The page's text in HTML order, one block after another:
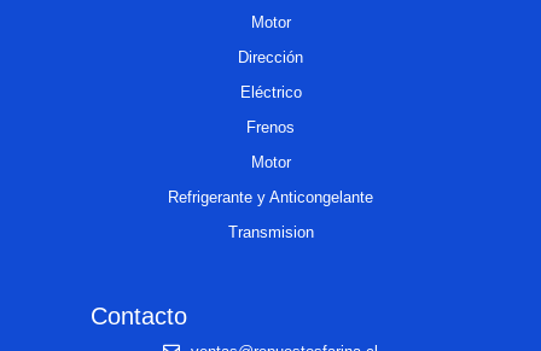
Motor
Dirección
Eléctrico
Frenos
Motor
Refrigerante y Anticongelante
Transmision
Contacto